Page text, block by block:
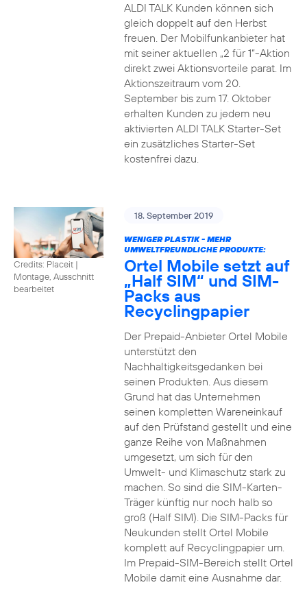
ALDI TALK Kunden können sich
gleich doppelt auf den Herbst
freuen. Der Mobilfunkanbieter hat
mit seiner aktuellen „2 für 1“-Aktion
direkt zwei Aktionsvorteile parat. Im
Aktionszeitraum vom 20.
September bis zum 17. Oktober
erhalten Kunden zu jedem neu
aktivierten ALDI TALK Starter-Set
ein zusätzliches Starter-Set
kostenfrei dazu.
Credits: Placeit |
Montage, Ausschnitt
bearbeitet
18. September 2019
WENIGER PLASTIK - MEHR
UMWELTFREUNDLICHE PRODUKTE:
Ortel Mobile setzt auf
„Half SIM“ und SIM-
Packs aus
Recyclingpapier
Der Prepaid-Anbieter Ortel Mobile
unterstützt den
Nachhaltigkeitsgedanken bei
seinen Produkten. Aus diesem
Grund hat das Unternehmen
seinen kompletten Wareneinkauf
auf den Prüfstand gestellt und eine
ganze Reihe von Maßnahmen
umgesetzt, um sich für den
Umwelt- und Klimaschutz stark zu
machen. So sind die SIM-Karten-
Träger künftig nur noch halb so
groß (Half SIM). Die SIM-Packs für
Neukunden stellt Ortel Mobile
komplett auf Recyclingpapier um.
Im Prepaid-SIM-Bereich stellt Ortel
Mobile damit eine Ausnahme dar.